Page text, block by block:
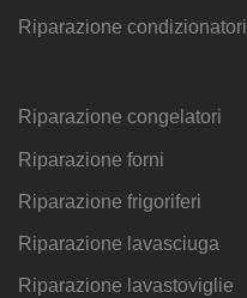
Riparazione condizionatori
Riparazione congelatori
Riparazione forni
Riparazione frigoriferi
Riparazione lavasciuga
Riparazione lavastoviglie